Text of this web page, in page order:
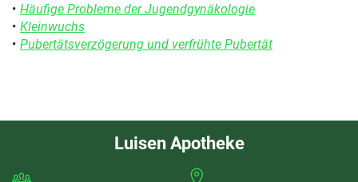
Häufige Probleme der Jugendgynäkologie
Kleinwuchs
Pubertätsverzögerung und verfrühte Pubertät
Luisen Apotheke